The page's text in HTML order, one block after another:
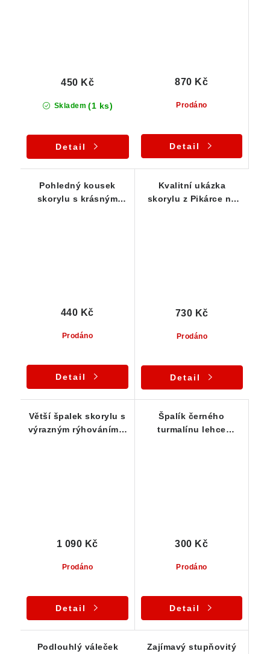
Skladem (1 ks)
450 Kč
Detail
Prodáno
870 Kč
Detail
Pohledný kousek
skorylu s krásným
Prodáno
440 Kč
Detail
Kvalitní ukázka
skorylu z Pikárce na
Prodáno
730 Kč
Detail
Větší špalek skorylu s
výrazným rýhováním a
Prodáno
1 090 Kč
Detail
Špalík černého
turmalínu lehce
Prodáno
300 Kč
Detail
Podlouhlý váleček
Zajímavý stupňovitý